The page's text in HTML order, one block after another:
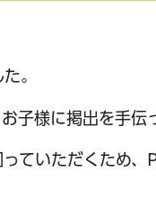
。
子様に掲出を手伝
ていただくため、